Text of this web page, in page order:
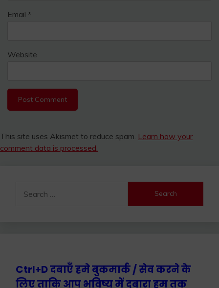
Email *
Website
This site uses Akismet to reduce spam. Learn how your
comment data is processed.
for:
Ctrl+D दबाएँ हमे बुकमार्क / सेव करने के
लिए ताकि आप भविष्य में दुबारा हम तक